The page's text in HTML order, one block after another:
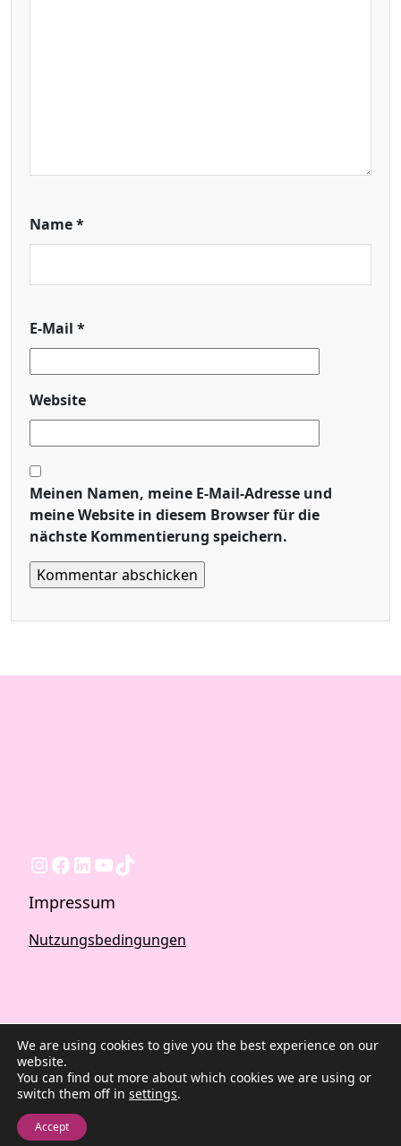
Name*
E-Mail *
Website
Meinen Namen, meine E-Mail-Adresse und
meine Website in diesem Browser für die
nächste Kommentierung speichern.
Instagram
Facebook
LinkedIn
YouTube
TikTok
Impressum
Nutzungsbedingungen
2026 ©Quest Blog WordPress Theme. Powered by
We are using cookies to give you the best experience on our
website.
You can find out more about which cookies we are using or
switch them off in settings.
Accept